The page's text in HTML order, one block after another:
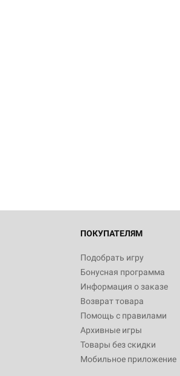
ПОКУПАТЕЛЯМ
Подобрать игру
Бонусная программа
Информация о заказе
Возврат товара
Помощь с правилами
Архивные игры
Товары без скидки
Мобильное приложение